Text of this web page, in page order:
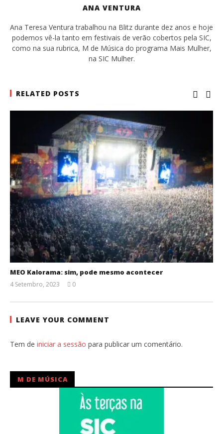
ANA VENTURA
Ana Teresa Ventura trabalhou na Blitz durante dez anos e hoje
podemos vê-la tanto em festivais de verão cobertos pela SIC,
como na sua rubrica, M de Música do programa Mais Mulher,
na SIC Mulher.
RELATED POSTS
MEO Kalorama: sim, pode mesmo acontecer
4 Setembro, 2023
Ventura
0
LEAVE YOUR COMMENT
Tem de iniciar a sessão para publicar um comentário.
M DE MÚSICA